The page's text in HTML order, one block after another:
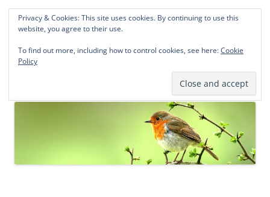
Norddeutsche Genealogien
Michael Kohlhaas und Jens Kirchhoff
springen
Privacy & Cookies: This site uses cookies. By continuing to use this
website, you agree to their use.
To find out more, including how to control cookies, see here:Cookie
Policy